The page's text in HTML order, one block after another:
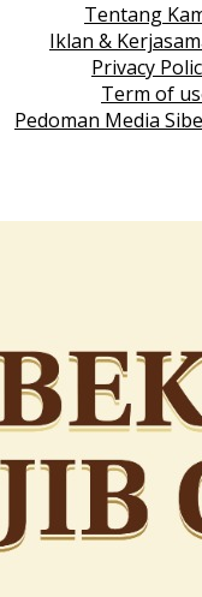
Tentang
Iklan &
Privacy
Term of
Pedoman Media